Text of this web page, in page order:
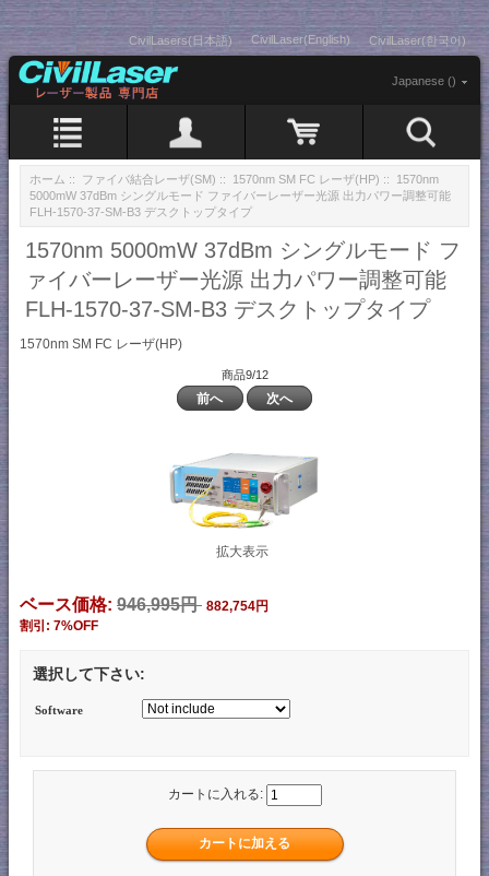
CivilLasers(日本語) CivilLaser(English) CivilLaser(한국어)
Japanese ()
ホーム :: ファイバ結合レーザ(SM) :: 1570nm SM FC レーザ(HP) :: 1570nm
5000mW 37dBm シングルモード ファイバーレーザー光源 出力パワー調整可能
FLH-1570-37-SM-B3 デスクトップタイプ
1570nm 5000mW 37dBm シングルモード フ
ァイバーレーザー光源 出力パワー調整可能
FLH-1570-37-SM-B3 デスクトップタイプ
1570nm SM FC レーザ(HP)
商品9/12
前へ 次へ
拡大表示
ベース価格: 946,995円 882,754円
割引: 7%OFF
選択して下さい:
Software
カートに入れる: